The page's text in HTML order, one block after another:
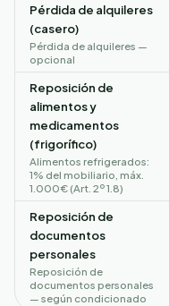
Pérdida de alquileres
(casero)
Pérdida de alquileres —
opcional
Reposición de
alimentos y
medicamentos
(frigorífico)
Alimentos refrigerados:
1% del mobiliario, máx.
1.000€ (Art. 2º 1.8)
Reposición de
documentos
personales
Reposición de
documentos personales
— según condicionado